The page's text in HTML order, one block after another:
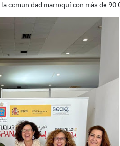
comunidad marroquí con más de 90